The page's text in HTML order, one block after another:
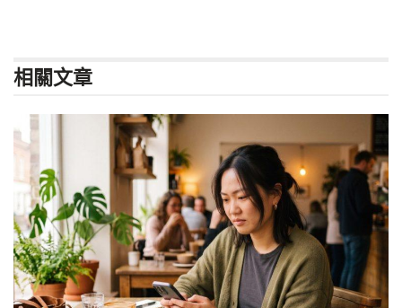
相關文章